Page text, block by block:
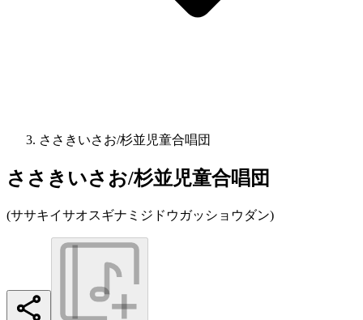
ささきいさお/杉並児童合唱団
ささきいさお/杉並児童合唱団
(ササキイサオスギナミジドウガッショウダン)